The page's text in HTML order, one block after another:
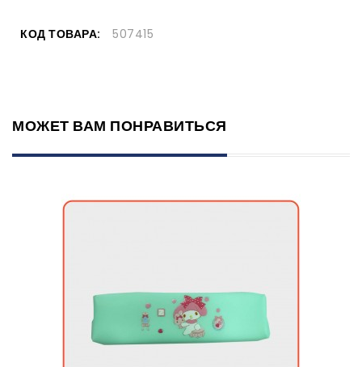
КОД ТОВАРА: 507415
МОЖЕТ ВАМ ПОНРАВИТЬСЯ